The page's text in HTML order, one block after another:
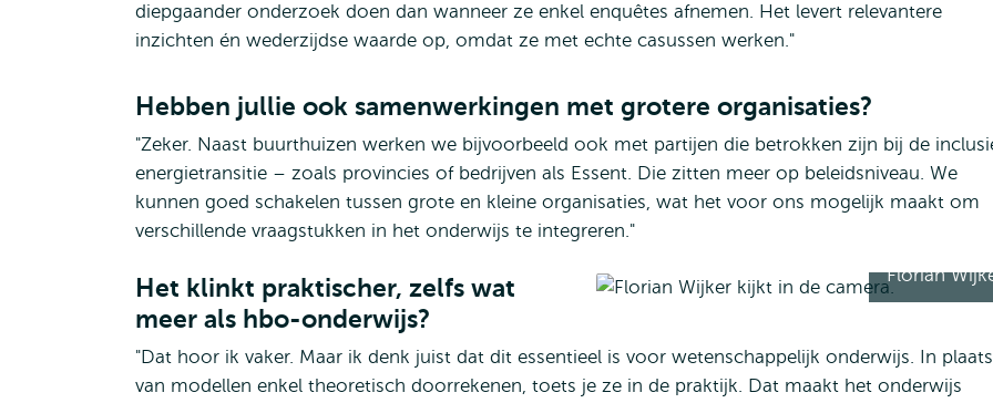
diepgaander onderzoek doen dan wanneer ze enkel enquêtes afnemen. Het levert relevantere
inzichten én wederzijdse waarde op, omdat ze met echte casussen werken."
Hebben jullie ook samenwerkingen met grotere organisaties?
"Zeker. Naast buurthuizen werken we bijvoorbeeld ook met partijen die betrokken zijn bij de
energietransitie – zoals provincies of bedrijven als Essent. Die zitten meer op beleidsniveau. We
kunnen goed schakelen tussen grote en kleine organisaties, wat het voor ons mogelijk maakt om
verschillende vraagstukken in het onderwijs te integreren."
Florian
Het klinkt praktischer, zelfs wat
meer als hbo-onderwijs?
"Dat hoor ik vaker. Maar ik denk juist dat dit essentieel is voor wetenschappelijk onderwijs. In plaats
van modellen enkel theoretisch doorrekenen, toets je ze in de praktijk. Dat maakt het onderwijs